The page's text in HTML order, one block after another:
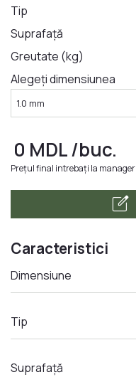
LA COMANDA
Tip
Suprafață
Greutate (kg)
Alegeți dimensiunea
1.0 mm
0 MDL/buc.
Prețul final intrebați la manager
edit_square
Caracteristici
Dimensiune
Tip
Suprafață